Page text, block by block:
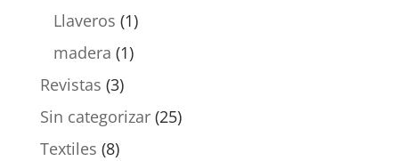
Llaveros (1)
madera (1)
Revistas (3)
Sin categorizar (25)
Textiles (8)